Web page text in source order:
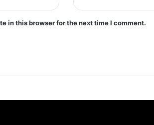
in this browser for the next time I comment.